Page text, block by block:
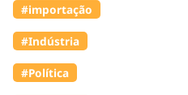
#importação
#Indústria
#Política